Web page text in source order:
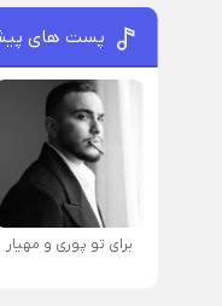
پست های
برای تو پوری و مهیار